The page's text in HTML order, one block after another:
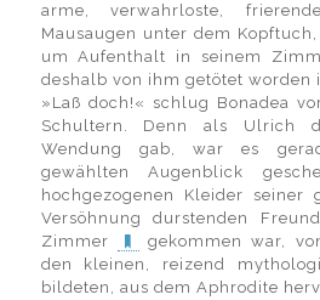
arme, verwahrloste,
Mausaugen unter dem
um Aufenthalt in seinem
deshalb von ihm getötet worden
»Laß doch!« schlug Bonadea
Schultern. Denn als Ulrich
Wendung gab, war es
gewählten Augenblick
hochgezogenen Kleider seiner
Versöhnung durstenden
Zimmer
gekommen war,
den kleinen, reizend
bildeten, aus dem Aphrodite